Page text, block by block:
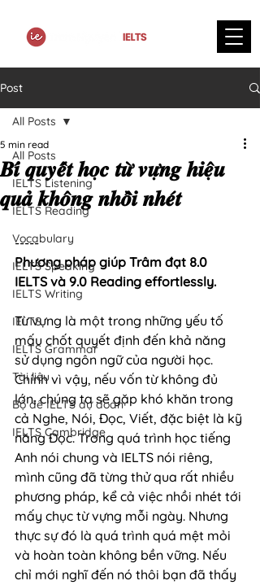
Post
All Posts
IELTS Listening
IELTS Reading
Vocabulary
IELTS Speaking
IELTS Writing
IELTS
IELTS Grammar
Tài liệu
Bộ đề IELTS dự đoán
IELTS Cambridge
All Posts
𝑩𝒊́ 𝒒𝒖𝒚𝒆̂́𝒕 𝒉𝒐̣𝒄 𝒕𝒖̛̀ 𝒗𝒖̛̣𝒏𝒈 𝒉𝒊𝒆̣̂𝒖
𝒒𝒖𝒂̉ 𝒌𝒉𝒐̂𝒏𝒈 𝒏𝒉𝒐̂̀𝒊 𝒏𝒉𝒆́𝒕
5 min read
⁣-----
Phương pháp giúp Trâm đạt 8.0
IELTS và 9.0 Reading effortlessly.
Từ vựng là một trong những yếu tố
mấu chốt quyết định đến khả năng
sử dụng ngôn ngữ của người học.
Chính vì vậy, nếu vốn từ không đủ
lớn, chúng ta sẽ gặp khó khăn trong
cả Nghe, Nói, Đọc, Viết, đặc biệt là kỹ
năng Đọc. Trong quá trình học tiếng
Anh nói chung và IELTS nói riêng,
mình cũng đã từng thử qua rất nhiều
phương pháp, kể cả việc nhồi nhét tới
mấy chục từ vựng mỗi ngày. Nhưng
thực sự đó là quá trình quá mệt mỏi
và hoàn toàn không bền vững. Nếu
chỉ mới nghĩ đến nó thôi bạn đã thấy